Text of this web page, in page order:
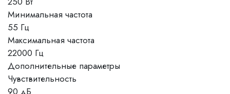
Минимальная частота
55 Гц
Максимальная частота
22000 Гц
Дополнительные параметры
Чувствительность